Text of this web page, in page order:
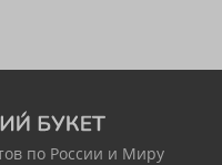
по России и Миру